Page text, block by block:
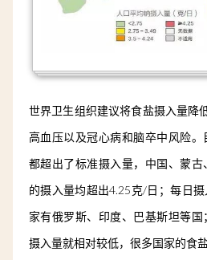
世界卫生组织建议将食盐摄入量降
高血压以及冠心病和脑卒中风险
都超出了标准摄入量，中国、蒙
的摄入量均超出4.25克/日；每日
家有俄罗斯、印度、巴基斯坦等
摄入量就相对较低，很多国家的食